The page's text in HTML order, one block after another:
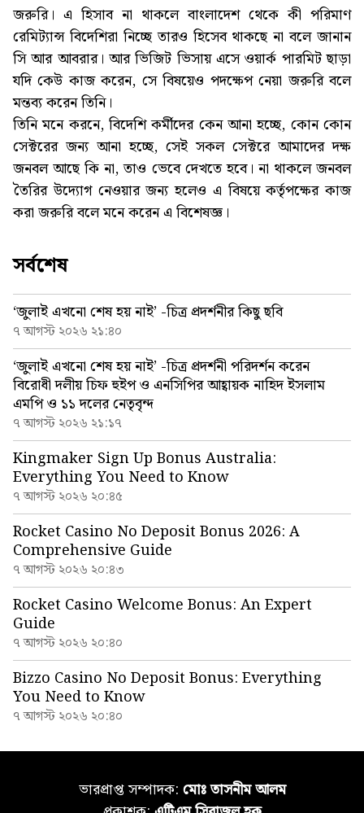
জরুরি। এ হিসাব না থাকলে বাংলাদেশ থেকে কী পরিমাণ
রেমিট্যান্স বিদেশিরা নিচ্ছে তারও হিসেব থাকছে না বলে জানান
সি আর আবরার। আর ভিজিট ভিসায় এসে ওয়ার্ক পারমিট ছাড়া
যদি কেউ কাজ করেন, সে বিষয়েও পদক্ষেপ নেয়া জরুরি বলে
মন্তব্য করেন তিনি।
তিনি মনে করনে, বিদেশি কর্মীদের কেন আনা হচ্ছে, কোন কোন
সেক্টরের জন্য আনা হচ্ছে, সেই সকল সেক্টরে আমাদের দক্ষ
জনবল আছে কি না, তাও ভেবে দেখতে হবে। না থাকলে জনবল
তৈরির উদ্যোগ নেওয়ার জন্য হলেও এ বিষয়ে কর্তৃপক্ষের কাজ
করা জরুরি বলে মনে করেন এ বিশেষজ্ঞ।
সর্বশেষ
‘জুলাই এখনো শেষ হয় নাই’ -চিত্র প্রদর্শনীর কিছু ছবি
৭ আগস্ট ২০২৬ ২১:৪০
‘জুলাই এখনো শেষ হয় নাই’ -চিত্র প্রদর্শনী পরিদর্শন করেন
বিরোধী দলীয় চিফ হুইপ ও এনসিপির আহ্বায়ক নাহিদ ইসলাম
এমপি ও ১১ দলের নেতৃবৃন্দ
৭ আগস্ট ২০২৬ ২১:১৭
Kingmaker Sign Up Bonus Australia:
Everything You Need to Know
৭ আগস্ট ২০২৬ ২০:৪৫
Rocket Casino No Deposit Bonus 2026: A
Comprehensive Guide
৭ আগস্ট ২০২৬ ২০:৪৩
Rocket Casino Welcome Bonus: An Expert
Guide
৭ আগস্ট ২০২৬ ২০:৪০
Bizzo Casino No Deposit Bonus: Everything
You Need to Know
৭ আগস্ট ২০২৬ ২০:৪০
ভারপ্রাপ্ত সম্পাদক: মোঃ তাসনীম আলম